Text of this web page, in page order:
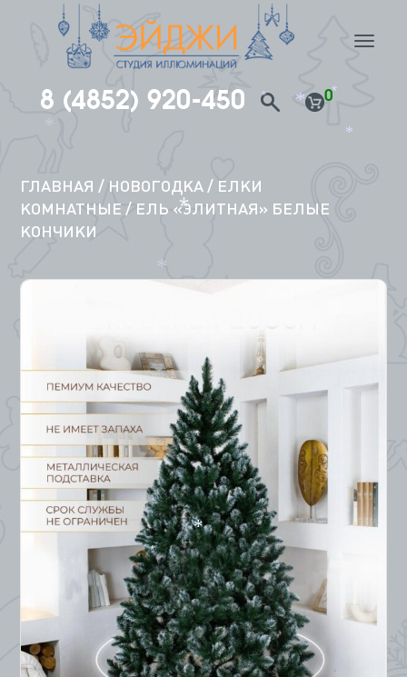
nav
8 (4852) 920-450 0
содержимому
ГЛАВНАЯ / НОВОГОДКА / ЕЛКИ
КОМНАТНЫЕ / ЕЛЬ «ЭЛИТНАЯ» БЕЛЫЕ
КОНЧИКИ
*
*
*